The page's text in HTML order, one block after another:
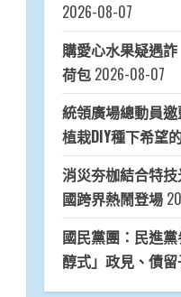
2026-08-07
購愛心水果疑遇
荷包 2026-08-07
統領廣場總動員
植栽DIY種下希望
消災夯枷結合特
國跨界熱鬧登場
國民黨團：民進
醇式」政見、債留